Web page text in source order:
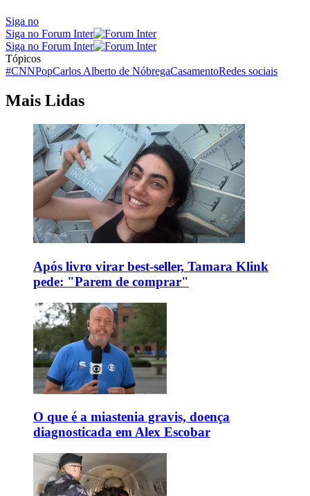
Siga no
Siga no Forum Inter
Siga no Forum Inter
Tópicos
#CNNPopCarlos Alberto de NóbregaCasamentoRedes sociais
Mais Lidas
Após livro virar best-seller, Tamara Klink
pede: "Parem de comprar"
O que é a miastenia gravis, doença
diagnosticada em Alex Escobar